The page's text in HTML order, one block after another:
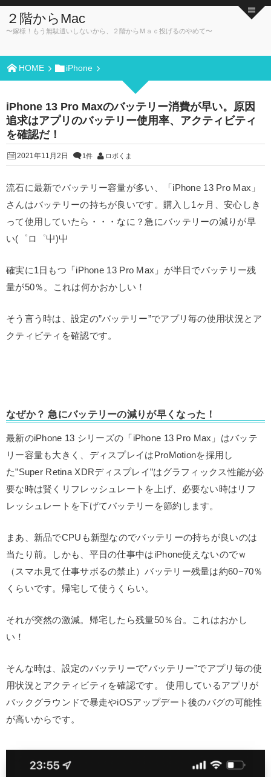
２階からMac
〜嫁様！もう無駄遣いしないから、２階からＭａｃ投げるのやめて〜
HOME iPhone
iPhone 13 Pro Maxのバッテリー消費が早い。原因
追求はアプリのバッテリー使用率、アクティビティ
を確認だ！
2021年11月2日 1件 ロボくま
流石に最新でバッテリー容量が多い、「iPhone 13 Pro Max」
さんはバッテリーの持ちが良いです。購入し1ヶ月、安心しき
って使用していたら・・・なに？急にバッテリーの減りが早
い(゜ロ゜屮)屮
確実に1日もつ「iPhone 13 Pro Max」が半日でバッテリー残
量が50％。これは何かおかしい！
そう言う時は、設定の”バッテリー”でアプリ毎の使用状況とア
クティビティを確認です。
なぜか？ 急にバッテリーの減りが早くなった！
最新のiPhone 13 シリーズの「iPhone 13 Pro Max」はバッテ
リー容量も大きく、ディスプレイはProMotionを採用し
た”Super Retina XDRディスプレイ”はグラフィックス性能が必
要な時は賢くリフレッシュレートを上げ、必要ない時はリフ
レッシュレートを下げてバッテリーを節約します。
まあ、新品でCPUも新型なのでバッテリーの持ちが良いのは
当たり前。しかも、平日の仕事中はiPhone使えないのでｗ
（スマホ見て仕事サボるの禁止）バッテリー残量は約60−70％
くらいです。帰宅して使うくらい。
それが突然の激減。帰宅したら残量50％台。これはおかし
い！
そんな時は、設定のバッテリーで”バッテリー”でアプリ毎の使
用状況とアクティビティを確認です。 使用しているアプリが
バックグラウンドで暴走やiOSアップデート後のバグの可能性
が高いからです。